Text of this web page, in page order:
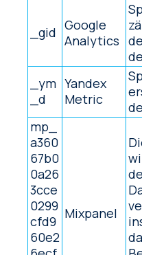
_gid Google
Analytics
_ym
_d
Yandex
Metric
mp_
a360
67b0
0a26
3cce
0299
cfd9
60e2
Mixpanel